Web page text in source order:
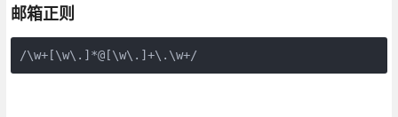
邮箱正则
/\w+[\w\.]*@[\w\.]+\.\w+/